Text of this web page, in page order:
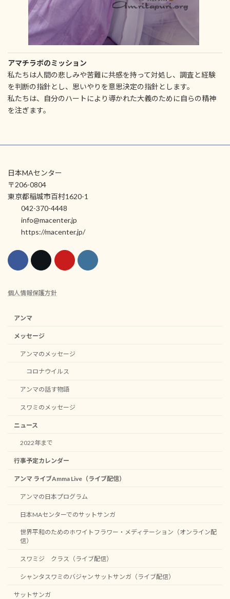
アマチラボのミッション
私たちは人間の悲しみや苦難に共感を持って対処し、調査と経験
を判断の指針とし、思いやりを意思決定の指針とします。
私たちは、自分のハートにより導かれた大義のために自らの精神
を注ぎます。
日本MAセンター
〒206-0804
東京都稲城市百村1620-1
042-370-4448
info@macenter.jp
https://macenter.jp/
個人情報保護方針
アンマ
メッセージ
アンマのメッセージ
コロナウイルス
アンマの話す物語
スワミのメッセージ
ニュース
2022年まで
行事予定カレンダー
アンマ ライブAmma Live（ライブ配信）
アンマの日本プログラム
日本MAセンターでのサットサンガ
世界平和のためのホワイトフラワー・メディテーション（オンライン配
信）
スワミジ クラス（ライブ配信）
シャンタスワミのバジャン サットサンガ（ライブ配信）
サットサンガ